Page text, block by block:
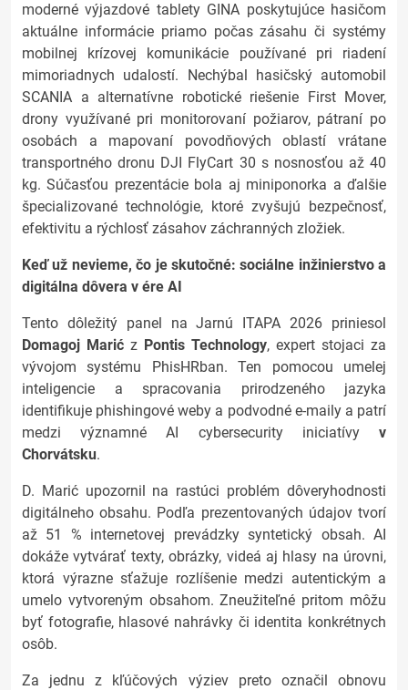
moderné výjazdové tablety GINA poskytujúce hasičom
aktuálne informácie priamo počas zásahu či systémy
mobilnej krízovej komunikácie používané pri riadení
mimoriadnych udalostí. Nechýbal hasičský automobil
SCANIA a alternatívne robotické riešenie First Mover,
drony využívané pri monitorovaní požiarov, pátraní po
osobách a mapovaní povodňových oblastí vrátane
transportného dronu DJI FlyCart 30 s nosnosťou až 40
kg. Súčasťou prezentácie bola aj miniponorka a ďalšie
špecializované technológie, ktoré zvyšujú bezpečnosť,
efektivitu a rýchlosť zásahov záchranných zložiek.
Keď už nevieme, čo je skutočné: sociálne inžinierstvo a
digitálna dôvera v ére AI
Tento dôležitý panel na Jarnú ITAPA 2026 priniesol
Domagoj Marić z Pontis Technology, expert stojaci za
vývojom systému PhisHRban. Ten pomocou umelej
inteligencie a spracovania prirodzeného jazyka
identifikuje phishingové weby a podvodné e-maily a patrí
medzi významné AI cybersecurity iniciatívy v
Chorvátsku.
D. Marić upozornil na rastúci problém dôveryhodnosti
digitálneho obsahu. Podľa prezentovaných údajov tvorí
až 51 % internetovej prevádzky syntetický obsah. AI
dokáže vytvárať texty, obrázky, videá aj hlasy na úrovni,
ktorá výrazne sťažuje rozlíšenie medzi autentickým a
umelo vytvoreným obsahom. Zneužiteľné pritom môžu
byť fotografie, hlasové nahrávky či identita konkrétnych
osôb.
Za jednu z kľúčových výziev preto označil obnovu